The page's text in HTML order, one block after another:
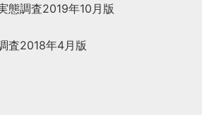
態調査2019年10月版
査2018年4月版